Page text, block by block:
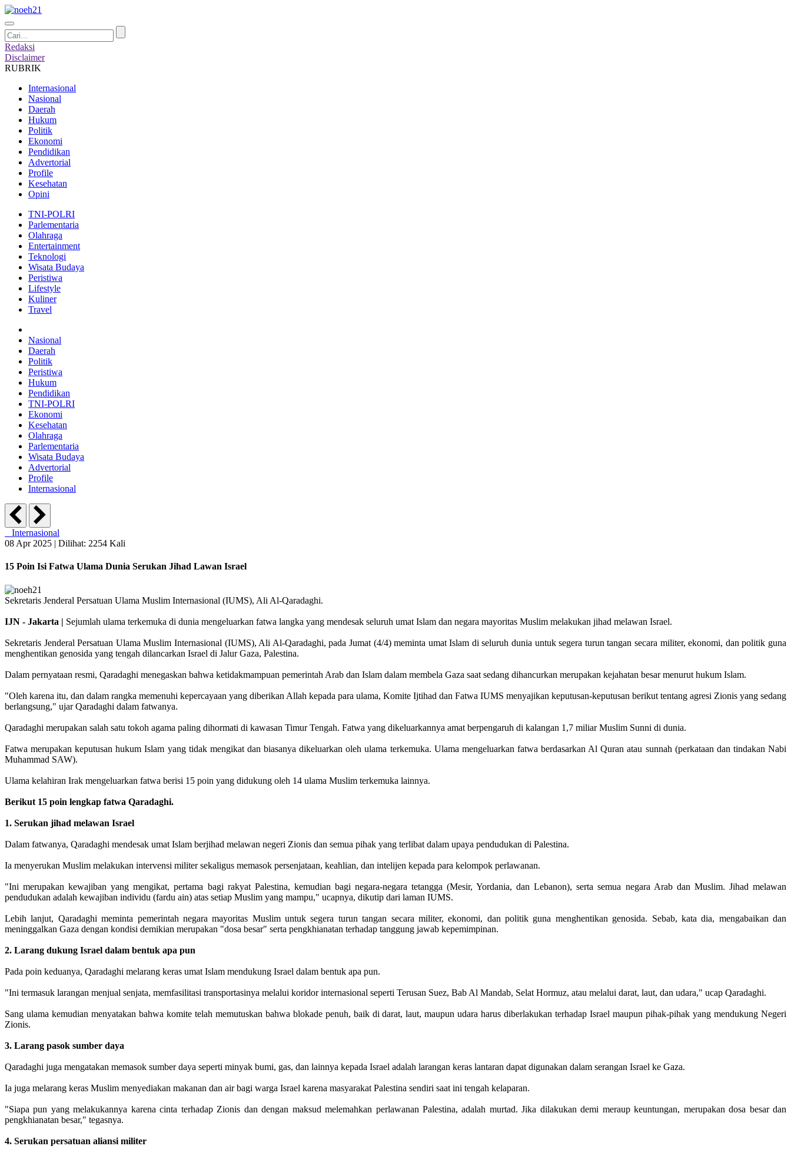
Redaksi
Disclaimer
RUBRIK
Internasional
Nasional
Daerah
Hukum
Politik
Ekonomi
Pendidikan
Advertorial
Profile
Kesehatan
Opini
TNI-POLRI
Parlementaria
Olahraga
Entertainment
Teknologi
Wisata Budaya
Peristiwa
Lifestyle
Kuliner
Travel
Nasional
Daerah
Politik
Peristiwa
Hukum
Pendidikan
TNI-POLRI
Ekonomi
Kesehatan
Olahraga
Parlementaria
Wisata Budaya
Advertorial
Profile
Internasional
Internasional
08 Apr 2025 | Dilihat: 2254 Kali
15 Poin Isi Fatwa Ulama Dunia Serukan Jihad Lawan Israel
Sekretaris Jenderal Persatuan Ulama Muslim Internasional (IUMS), Ali Al-Qaradaghi.
IJN - Jakarta | Sejumlah ulama terkemuka di dunia mengeluarkan fatwa langka yang mendesak seluruh umat Islam dan negara mayoritas Muslim melakukan jihad melawan Israel.
Sekretaris Jenderal Persatuan Ulama Muslim Internasional (IUMS), Ali Al-Qaradaghi, pada Jumat (4/4) meminta umat Islam di seluruh dunia untuk segera turun tangan secara militer, ekonomi, dan politik guna
menghentikan genosida yang tengah dilancarkan Israel di Jalur Gaza, Palestina.
Dalam pernyataan resmi, Qaradaghi menegaskan bahwa ketidakmampuan pemerintah Arab dan Islam dalam membela Gaza saat sedang dihancurkan merupakan kejahatan besar menurut hukum Islam.
"Oleh karena itu, dan dalam rangka memenuhi kepercayaan yang diberikan Allah kepada para ulama, Komite Ijtihad dan Fatwa IUMS menyajikan keputusan-keputusan berikut tentang agresi Zionis yang sedang
berlangsung," ujar Qaradaghi dalam fatwanya.
Qaradaghi merupakan salah satu tokoh agama paling dihormati di kawasan Timur Tengah. Fatwa yang dikeluarkannya amat berpengaruh di kalangan 1,7 miliar Muslim Sunni di dunia.
Fatwa merupakan keputusan hukum Islam yang tidak mengikat dan biasanya dikeluarkan oleh ulama terkemuka. Ulama mengeluarkan fatwa berdasarkan Al Quran atau sunnah (perkataan dan tindakan Nabi
Muhammad SAW).
Ulama kelahiran Irak mengeluarkan fatwa berisi 15 poin yang didukung oleh 14 ulama Muslim terkemuka lainnya.
Berikut 15 poin lengkap fatwa Qaradaghi.
1. Serukan jihad melawan Israel
Dalam fatwanya, Qaradaghi mendesak umat Islam berjihad melawan negeri Zionis dan semua pihak yang terlibat dalam upaya pendudukan di Palestina.
Ia menyerukan Muslim melakukan intervensi militer sekaligus memasok persenjataan, keahlian, dan intelijen kepada para kelompok perlawanan.
"Ini merupakan kewajiban yang mengikat, pertama bagi rakyat Palestina, kemudian bagi negara-negara tetangga (Mesir, Yordania, dan Lebanon), serta semua negara Arab dan Muslim. Jihad melawan
pendudukan adalah kewajiban individu (fardu ain) atas setiap Muslim yang mampu," ucapnya, dikutip dari laman IUMS.
Lebih lanjut, Qaradaghi meminta pemerintah negara mayoritas Muslim untuk segera turun tangan secara militer, ekonomi, dan politik guna menghentikan genosida. Sebab, kata dia, mengabaikan dan
meninggalkan Gaza dengan kondisi demikian merupakan "dosa besar" serta pengkhianatan terhadap tanggung jawab kepemimpinan.
2. Larang dukung Israel dalam bentuk apa pun
Pada poin keduanya, Qaradaghi melarang keras umat Islam mendukung Israel dalam bentuk apa pun.
"Ini termasuk larangan menjual senjata, memfasilitasi transportasinya melalui koridor internasional seperti Terusan Suez, Bab Al Mandab, Selat Hormuz, atau melalui darat, laut, dan udara," ucap Qaradaghi.
Sang ulama kemudian menyatakan bahwa komite telah memutuskan bahwa blokade penuh, baik di darat, laut, maupun udara harus diberlakukan terhadap Israel maupun pihak-pihak yang mendukung Negeri
Zionis.
3. Larang pasok sumber daya
Qaradaghi juga mengatakan memasok sumber daya seperti minyak bumi, gas, dan lainnya kepada Israel adalah larangan keras lantaran dapat digunakan dalam serangan Israel ke Gaza.
Ia juga melarang keras Muslim menyediakan makanan dan air bagi warga Israel karena masyarakat Palestina sendiri saat ini tengah kelaparan.
"Siapa pun yang melakukannya karena cinta terhadap Zionis dan dengan maksud melemahkan perlawanan Palestina, adalah murtad. Jika dilakukan demi meraup keuntungan, merupakan dosa besar dan
pengkhianatan besar," tegasnya.
4. Serukan persatuan aliansi militer